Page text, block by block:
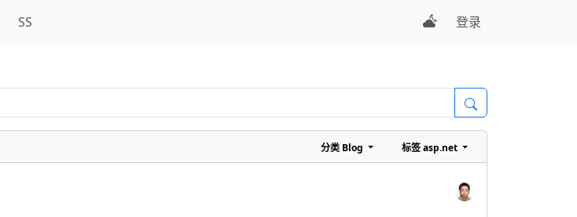
SS 登录
分类 Blog 标签asp.net